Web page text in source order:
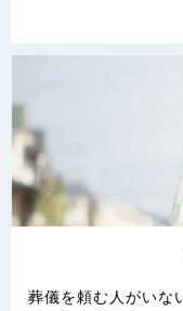
葬儀を頼む人がいな